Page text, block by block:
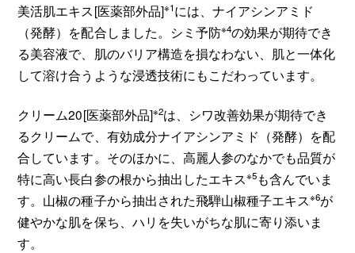
美活肌エキス[医薬部外品]※1には、ナイアシンアミド
（発酵）を配合しました。シミ予防※4の効果が期待でき
る美容液で、肌のバリア構造を損なわない、肌と一体化
して溶け合うような浸透技術にもこだわっています。
クリーム20[医薬部外品]※2は、シワ改善効果が期待でき
るクリームで、有効成分ナイアシンアミド（発酵）を配
合しています。そのほかに、高麗人参のなかでも品質が
特に高い長白参の根から抽出したエキス※5も含んでいま
す。山椒の種子から抽出された飛騨山椒種子エキス※6が
健やかな肌を保ち、ハリを失いがちな肌に寄り添いま
す。